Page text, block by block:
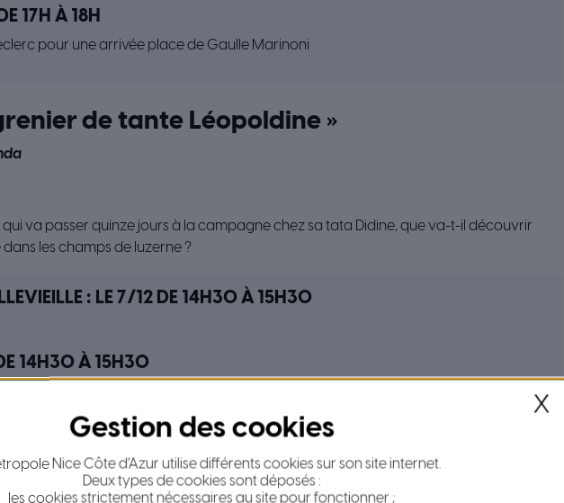
17H À 18H
pour une arrivée place de Gaulle Marinoni
de tante Léopoldine »
va passer quinze jours à la campagne chez sa tata Didine, que va-t-il découvrir
les champs de luzerne ?
: LE 7/12 DE 14H30 À 15H30
14H30 À 15H30
»
X
Nice Côte d’Azur utilise différents cookies sur son site internet.
Deux types de cookies sont déposés :
les cookies strictement nécessaires au site pour fonctionner ;